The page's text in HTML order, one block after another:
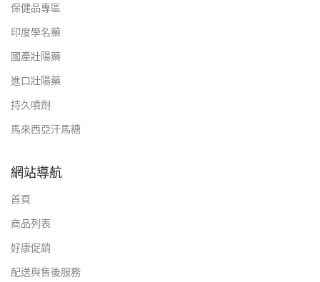
保健品專區
印度學名藥
國產壯陽藥
進口壯陽藥
持久噴劑
馬來西亞汗馬糖
網站導航
首頁
商品列表
好康促銷
配送與售後服務